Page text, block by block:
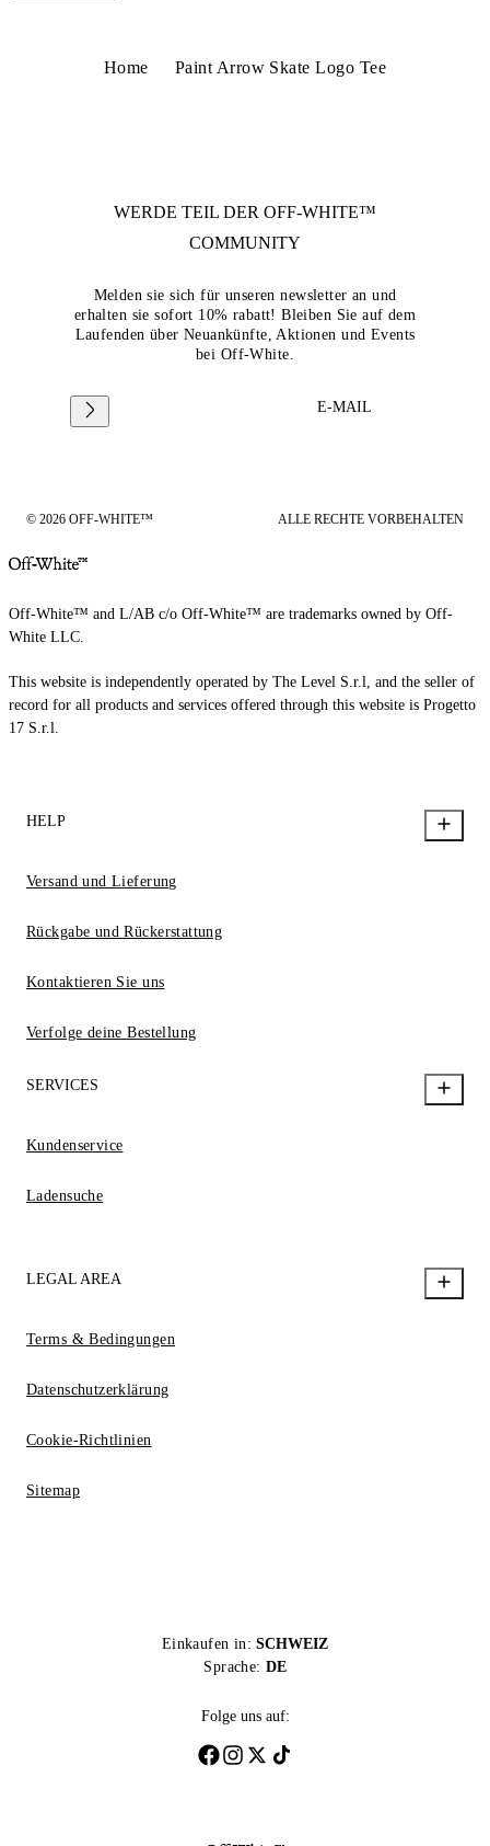
Home Paint Arrow Skate Logo Tee
WERDE TEIL DER OFF-WHITE™
COMMUNITY
Melden sie sich für unseren newsletter an und
erhalten sie sofort 10% rabatt! Bleiben Sie auf dem
Laufenden über Neuankünfte, Aktionen und Events
bei Off-White.
E-MAIL
© 2026 OFF-WHITE™ ALLE RECHTE VORBEHALTEN
Off-White™ and L/AB c/o Off-White™ are trademarks owned by Off-
White LLC.
This website is independently operated by The Level S.r.l, and the seller of
record for all products and services offered through this website is Progetto
17 S.r.l.
HELP
Versand und Lieferung
Rückgabe und Rückerstattung
Kontaktieren Sie uns
Verfolge deine Bestellung
SERVICES
Kundenservice
Ladensuche
LEGAL AREA
Terms & Bedingungen
Datenschutzerklärung
Cookie-Richtlinien
Sitemap
Einkaufen in: SCHWEIZ
Sprache: DE
Folge uns auf: